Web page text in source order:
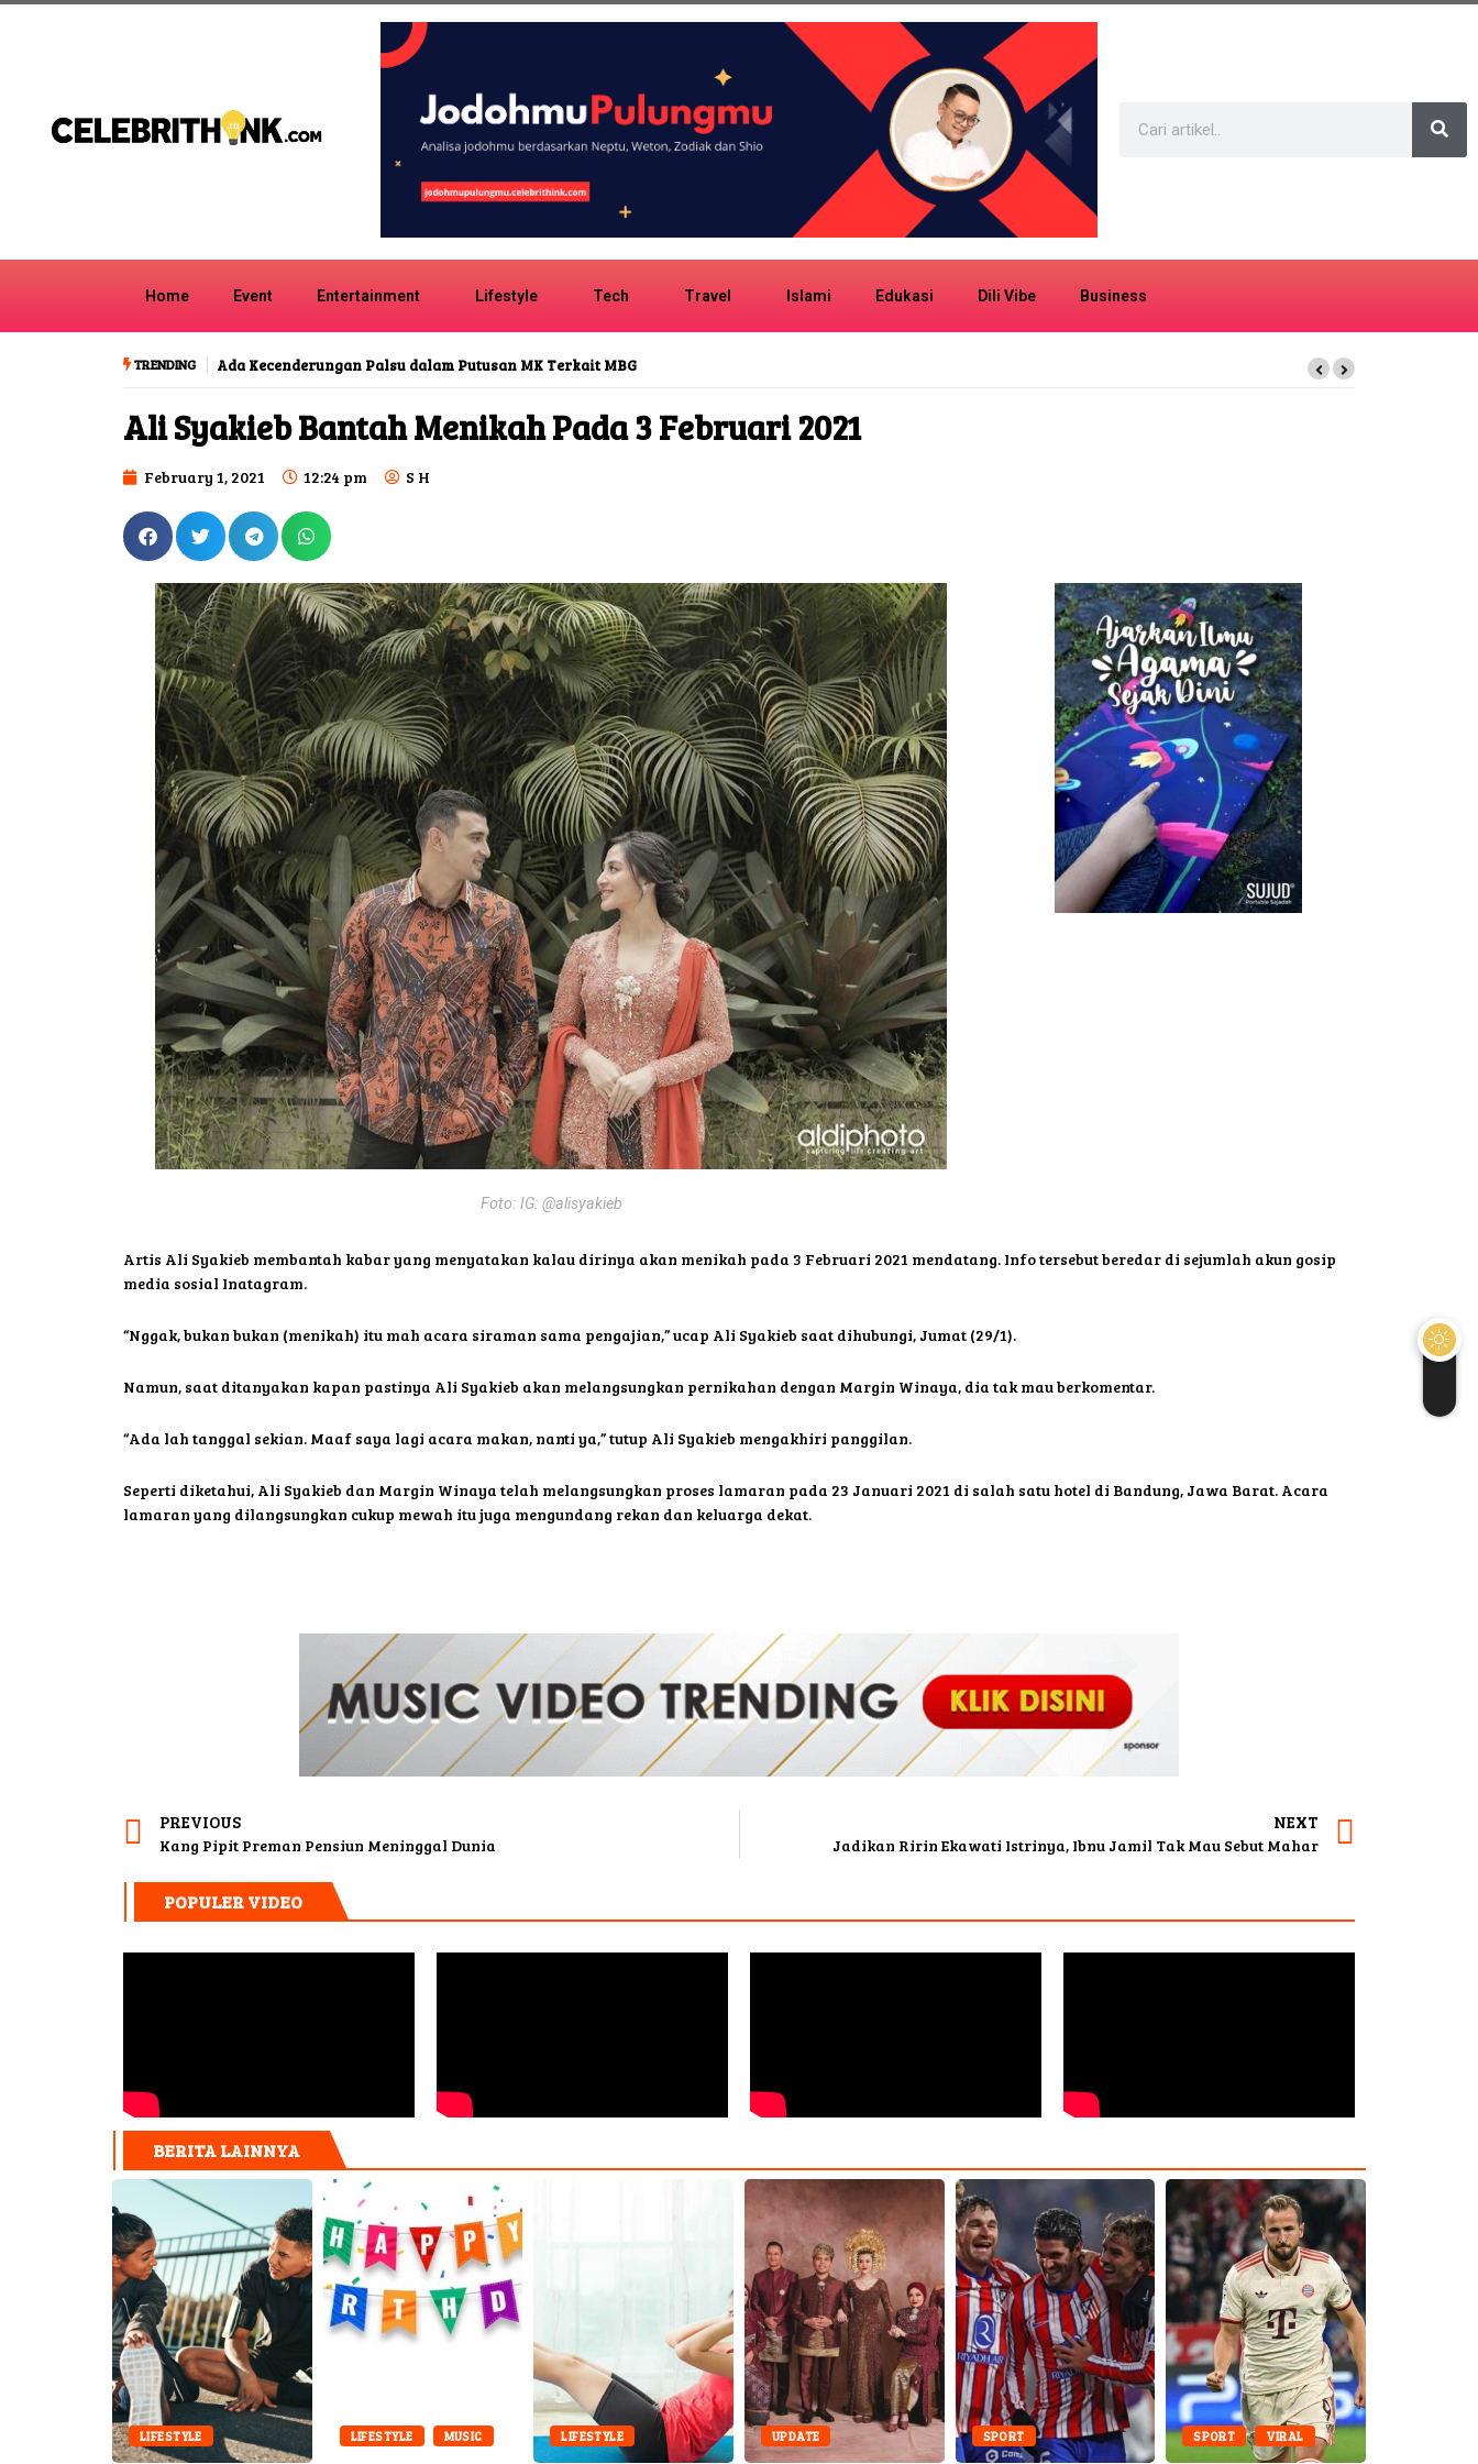
Home Event Entertainment Lifestyle Tech Travel Islami Edukasi Dili Vibe Business
TRENDING Ada Kecenderungan Palsu dalam Putusan MK Terkait MBG
Ali Syakieb Bantah Menikah Pada 3 Februari 2021
February 1, 2021 12:24 pm S H
Foto: IG: @alisyakieb
Artis Ali Syakieb membantah kabar yang menyatakan kalau dirinya akan menikah pada 3 Februari 2021 mendatang. Info tersebut beredar di sejumlah akun gosip
media sosial Inatagram.
“Nggak, bukan bukan (menikah) itu mah acara siraman sama pengajian,” ucap Ali Syakieb saat dihubungi, Jumat (29/1).
Namun, saat ditanyakan kapan pastinya Ali Syakieb akan melangsungkan pernikahan dengan Margin Winaya, dia tak mau berkomentar.
“Ada lah tanggal sekian. Maaf saya lagi acara makan, nanti ya,” tutup Ali Syakieb mengakhiri panggilan.
Seperti diketahui, Ali Syakieb dan Margin Winaya telah melangsungkan proses lamaran pada 23 Januari 2021 di salah satu hotel di Bandung, Jawa Barat. Acara
lamaran yang dilangsungkan cukup mewah itu juga mengundang rekan dan keluarga dekat.
PREVIOUS
Kang Pipit Preman Pensiun Meninggal Dunia
NEXT
Jadikan Ririn Ekawati Istrinya, Ibnu Jamil Tak Mau Sebut Mahar
POPULER VIDEO
BERITA LAINNYA
LIFESTYLE LIFESTYLE MUSIC LIFESTYLE UPDATE SPORT SPORT VIRAL